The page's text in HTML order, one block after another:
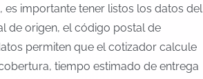
es importante tener listos los datos del
de origen, el código postal de
permiten que el cotizador calcule
tiempo estimado de entrega